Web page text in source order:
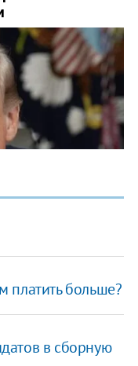
платить больше?
в сборную